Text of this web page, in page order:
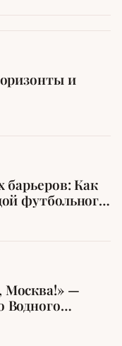
и
барьеров: Как
футбольного
—
Водного